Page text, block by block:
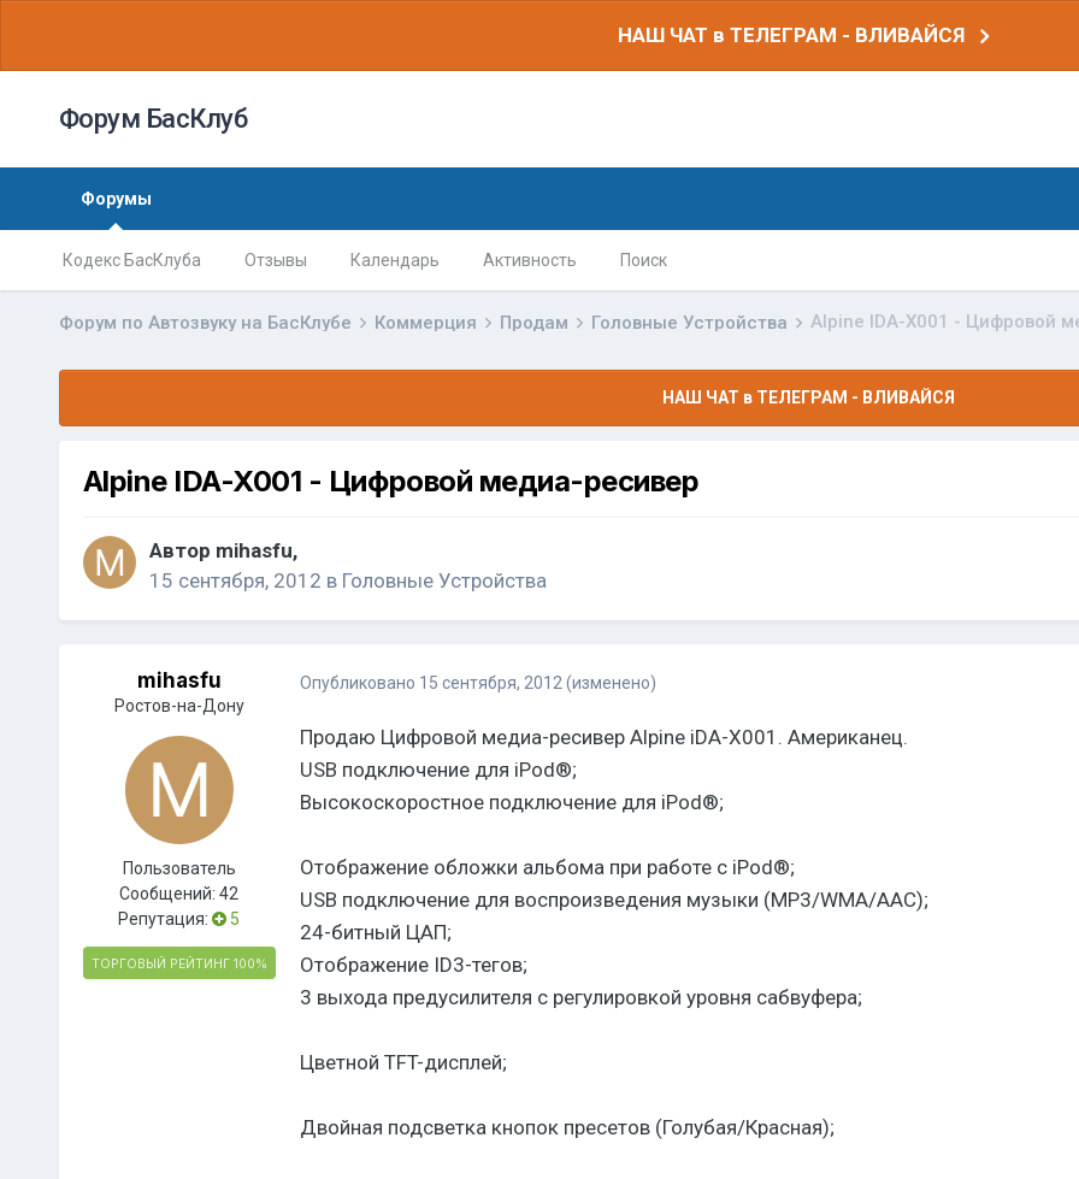
НАШ ЧАТ в ТЕЛЕГРАМ - ВЛИВАЙСЯ
Форум БасКлуб
Форумы
Кодекс БасКлуба Отзывы Календарь Активность Поиск
Форум по Автозвуку на БасКлубе Коммерция Продам Головные Устройства Alpine IDA-X001 - Цифровой
НАШ ЧАТ в ТЕЛЕГРАМ - ВЛИВАЙСЯ
Alpine IDA-X001 - Цифровой медиа-ресивер
Автор mihasfu,
15 сентября, 2012 в Головные Устройства
mihasfu
Ростов-на-Дону
Пользователь
Сообщений:42
Репутация:
5
ТОРГОВЫЙ РЕЙТИНГ 100%
Опубликовано 15 сентября, 2012 (изменено)
Продаю Цифровой медиа-ресивер Alpine iDA-X001. Американец.
USB подключение для iPod®;
Высокоскоростное подключение для iPod®;
Отображение обложки альбома при работе с iPod®;
USB подключение для воспроизведения музыки (MP3/WMA/AAC);
24-битный ЦАП;
Отображение ID3-тегов;
3 выхода предусилителя с регулировкой уровня сабвуфера;
Цветной TFT-дисплей;
Двойная подсветка кнопок пресетов (Голубая/Красная);